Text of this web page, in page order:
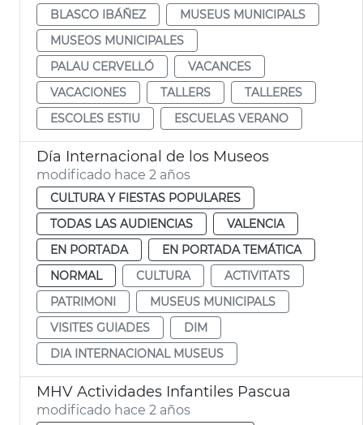
BLASCO IBÁÑEZ
MUSEUS MUNICIPALS
MUSEOS MUNICIPALES
PALAU CERVELLÓ
VACANCES
VACACIONES
TALLERS
TALLERES
ESCOLES ESTIU
ESCUELAS VERANO
Día Internacional de los Museos
modificado hace 2 años
CULTURA Y FIESTAS POPULARES
TODAS LAS AUDIENCIAS
VALENCIA
EN PORTADA
EN PORTADA TEMÁTICA
NORMAL
CULTURA
ACTIVITATS
PATRIMONI
MUSEUS MUNICIPALS
VISITES GUIADES
DIM
DIA INTERNACIONAL MUSEUS
MHV Actividades Infantiles Pascua
modificado hace 2 años